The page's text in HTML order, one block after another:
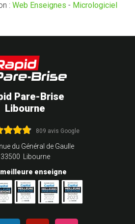
: Web Enseignes - Micrologiciel
Pare-Brise
Libourne
809 avis Google
du Général de Gaulle
33500 Libourne
meilleure enseigne